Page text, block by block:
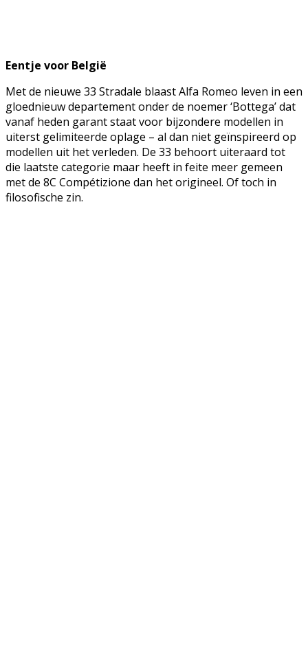
Eentje voor België
Met de nieuwe 33 Stradale blaast Alfa Romeo leven in een
gloednieuw departement onder de noemer ‘Bottega’ dat
vanaf heden garant staat voor bijzondere modellen in
uiterst gelimiteerde oplage – al dan niet geïnspireerd op
modellen uit het verleden. De 33 behoort uiteraard tot
die laatste categorie maar heeft in feite meer gemeen
met de 8C Compétizione dan het origineel. Of toch in
filosofische zin.